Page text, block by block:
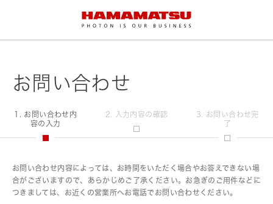
お問い合わせ
1. お問い合わせ内
容の入力
2. 入力内容の確認
3. お問い合わせ完
了
お問い合わせ内容によっては、お時間をいただく場合やお答えできない場
合がございますので、あらかじめご了承ください。お急ぎのご用件などに
つきましては、お近くの営業所へお電話でお問い合わせください。